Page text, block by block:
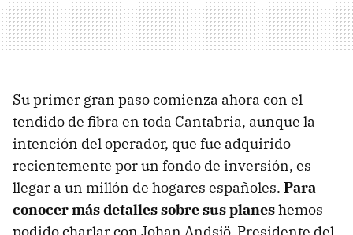
Su primer gran paso comienza ahora con el
tendido de fibra en toda Cantabria, aunque la
intención del operador, que fue adquirido
recientemente por un fondo de inversión, es
llegar a un millón de hogares españoles. Para
conocer más detalles sobre sus planeshemos